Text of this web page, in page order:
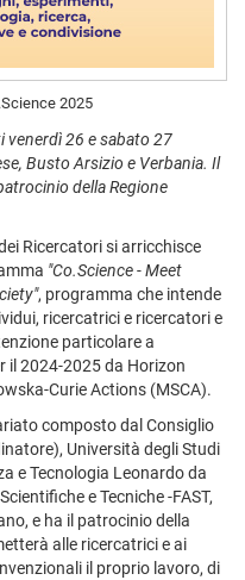
2025
26 e sabato 27
Busto Arsizio e Verbania. Il
della Regione
Ricercatori si arricchisce
"Co.Science - Meet
, programma che intende
ricercatrici e ricercatori e
particolare a
il 2024-2025 da Horizon
Curie Actions (MSCA).
composto dal Consiglio
Università degli Studi
e Tecnologia Leonardo da
e Tecniche -FAST,
e ha il patrocinio della
alle ricercatrici e ai
il proprio lavoro, di